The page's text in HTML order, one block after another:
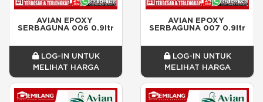
AVIAN EPOXY
SERBAGUNA 006 0.9ltr
LOG-IN UNTUK
MELIHAT HARGA
AVIAN EPOXY
SERBAGUNA 007 0.9ltr
LOG-IN UNTUK
MELIHAT HARGA